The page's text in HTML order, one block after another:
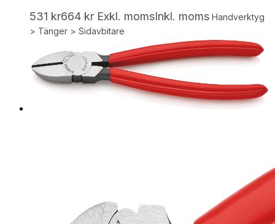
531 kr664 kr Exkl. momsInkl. moms Handverktyg
> Tänger > Sidavbitare